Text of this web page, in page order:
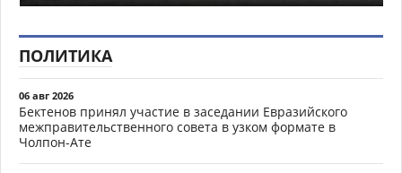
ПОЛИТИКА
06 авг 2026
Бектенов принял участие в заседании Евразийского
межправительственного совета в узком формате в
Чолпон-Ате